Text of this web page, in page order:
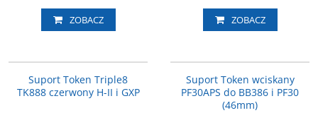
ZOBACZ ZOBACZ
Suport Token Triple8
TK888 czerwony H-II i GXP
Suport Token wciskany
PF30APS do BB386 i PF30
(46mm)